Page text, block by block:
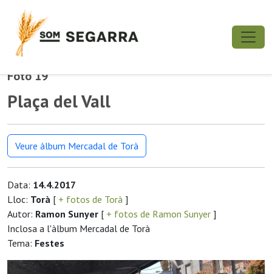
Foto 19
Plaça del Vall
Veure àlbum Mercadal de Torà
Data: 14.4.2017
Lloc: Torà [ + fotos de Torà ]
Autor: Ramon Sunyer [ + fotos de Ramon Sunyer ]
Inclosa a l'àlbum Mercadal de Torà
Tema: Festes